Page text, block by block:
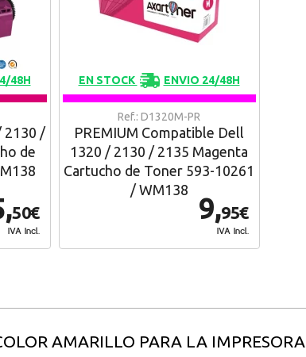
48H
2130 /
de
50€
IVA Incl.
EN STOCK ENVIO 24/48H
Ref.: D1320M-PR
PREMIUM Compatible Dell
1320 / 2130 / 2135 Magenta
Cartucho de Toner 593-10261
/ WM138
9,95€
IVA Incl.
AMARILLO PARA LA IMPRESORA